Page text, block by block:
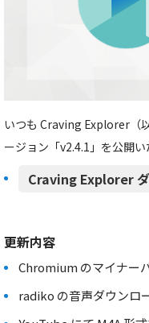
いつも Craving Explorer（
ージョン「v2.4.1」を公開い
Craving Explorer
更新内容
Chromium のマイナー
radiko の音声ダウンロ